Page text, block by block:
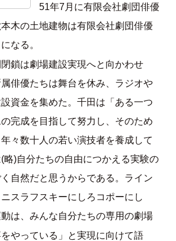
51年7月に有限会社劇団俳優
木の土地建物は有限会社劇団俳優
なる。
鎖は劇場建設実現へと向かわせ
俳優たちは舞台を休み、ラジオや
資金を集めた。千田は「ある一つ
完成を目指して努力し、そのため
々数十人の若い演技者を養成して
略)自分たちの自由につかえる実験の
自然だと思うからである。ライン
スラフスキーにしろコポーにし
は、みんな自分たちの専用の劇場
やっている」と実現に向けて語